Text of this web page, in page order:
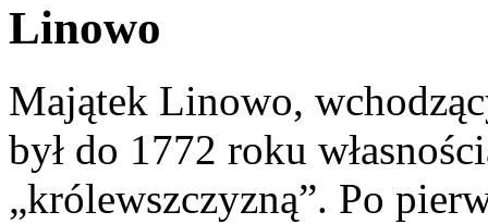
Linowo
Majątek Linowo,
był do 1772 roku
„królewszczyzną”. Po